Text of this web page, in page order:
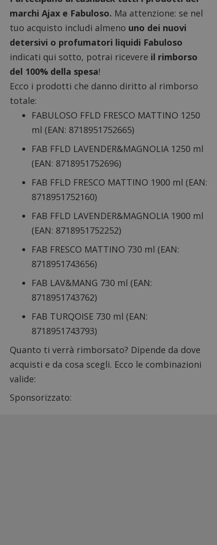
marchi Ajax e Fabuloso. Ma attenzione: se nel
tuo acquisto includi almeno uno dei nuovi
detersivi o profumatori liquidi Fabuloso
indicati qui sotto, potrai ricevere il rimborso
del 100% della spesa!
Ecco i prodotti che danno diritto al rimborso
totale:
FABULOSO FFLD FRESCO MATTINO 1250
ml (EAN: 8718951752665)
FAB FFLD LAVENDER&MAGNOLIA 1250 ml
(EAN: 8718951752696)
FAB FFLD FRESCO MATTINO 1900 ml (EAN:
8718951752160)
FAB FFLD LAVENDER&MAGNOLIA 1900 ml
(EAN: 8718951752252)
FAB FRESCO MATTINO 730 ml (EAN:
8718951743656)
FAB LAV&MANG 730 ml (EAN:
8718951743762)
FAB TURQOISE 730 ml (EAN:
8718951743793)
Quanto ti verrà rimborsato? Dipende da dove
acquisti e da cosa scegli. Ecco le combinazioni
valide:
Sponsorizzato: